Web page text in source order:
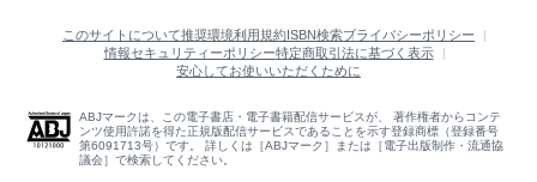
このサイトについて推奨環境利用規約ISBN検索プライバシーポリシー
情報セキュリティーポリシー特定商取引法に基づく表示
安心してお使いいただくために
ABJマークは、この電子書店・電子書籍配信サービスが、 著作権者からコンテ
ンツ使用許諾を得た正規版配信サービスであることを示す登録商標（登録番号
第6091713号）です。 詳しくは［ABJマーク］または［電子出版制作・流通協
議会］で検索してください。